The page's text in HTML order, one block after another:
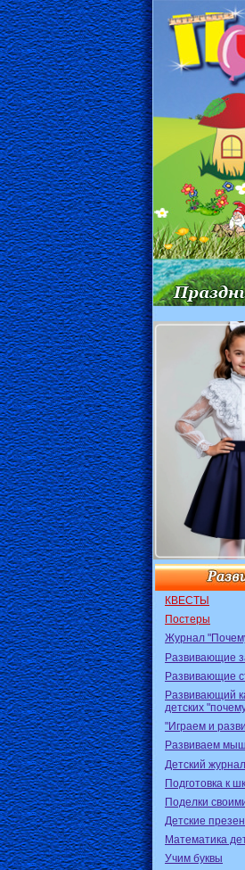
КВЕСТЫ
Постеры
Журнал
Развивающие
Развивающие
Развивающий
детских
"Играем и
Развиваем
Детский
Подготовка к
Поделки
Детские
Математика
Учим буквы